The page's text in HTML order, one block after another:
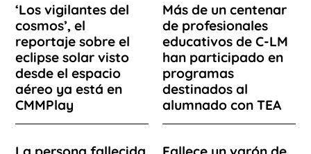
‘Los vigilantes del
cosmos’, el
reportaje sobre el
eclipse solar visto
desde el espacio
aéreo ya está en
CMMPlay
Más de un centenar
de profesionales
educativos de C-LM
han participado en
programas
destinados al
alumnado con TEA